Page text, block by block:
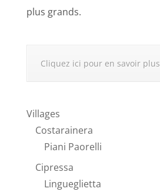
Villages
Costarainera
Piani Paorelli
Cipressa
Lingueglietta
plus grands.
Cliquez ici pour en savoir plus